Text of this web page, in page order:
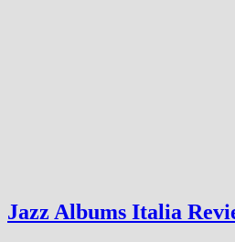
Jazz Albums Italia